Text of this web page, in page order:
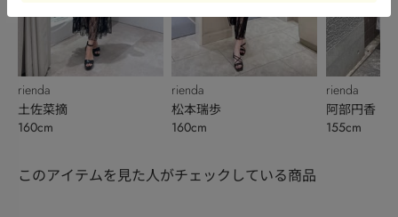
rienda
土佐菜摘
160cm
rienda
松本瑞歩
160cm
rienda
阿部円香
155cm
このアイテムを見た人がチェックしている商品